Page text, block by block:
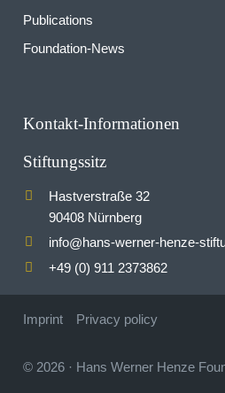
Publications
Foundation-News
Kontakt-Informationen
Stiftungssitz
Hastverstraße 32
90408 Nürnberg
info@hans-werner-henze-
+49 (0) 911 2373862
Imprint Privacy policy
© 2026 · Hans Werner Henze